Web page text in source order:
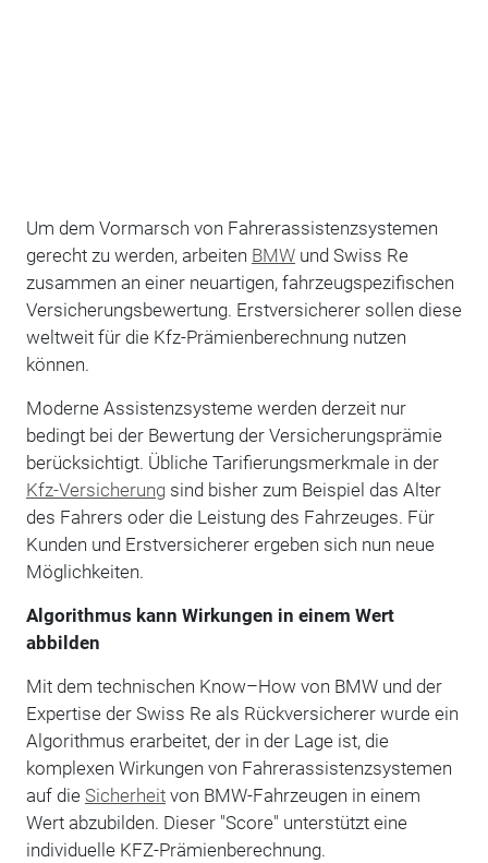
Um dem Vormarsch von Fahrerassistenzsystemen
gerecht zu werden, arbeiten BMWund Swiss Re
zusammen an einer neuartigen, fahrzeugspezifischen
Versicherungsbewertung. Erstversicherer sollen diese
weltweit für die Kfz-Prämienberechnung nutzen
können.
Moderne Assistenzsysteme werden derzeit nur
bedingt bei der Bewertung der Versicherungsprämie
berücksichtigt. Übliche Tarifierungsmerkmale in der
Kfz-Versicherungsind bisher zum Beispiel das Alter
des Fahrers oder die Leistung des Fahrzeuges. Für
Kunden und Erstversicherer ergeben sich nun neue
Möglichkeiten.
Algorithmus kann Wirkungen in einem Wert
abbilden
Mit dem technischen Know–How von BMW und der
Expertise der Swiss Re als Rückversicherer wurde ein
Algorithmus erarbeitet, der in der Lage ist, die
komplexen Wirkungen von Fahrerassistenzsystemen
auf die Sicherheitvon BMW-Fahrzeugen in einem
Wert abzubilden. Dieser "Score" unterstützt eine
individuelle KFZ-Prämienberechnung.